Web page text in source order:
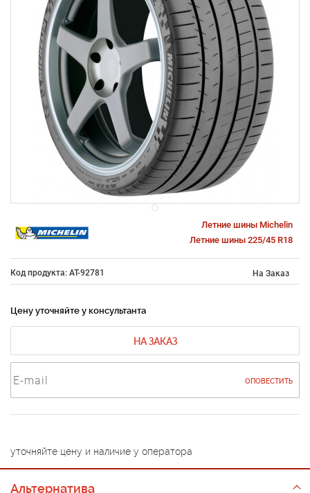
Летние шины Michelin
Летние шины 225/45 R18
Код продукта: AT-92781 На Заказ
Цену уточняйте у консультанта
НА ЗАКАЗ
ОПОВЕСТИТЬ
уточняйте цену и наличие у оператора
Альтернатива